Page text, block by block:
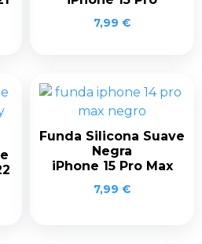
7,99 €
Funda Silicona Suave
Negra
iPhone 15 Pro Max
7,99 €